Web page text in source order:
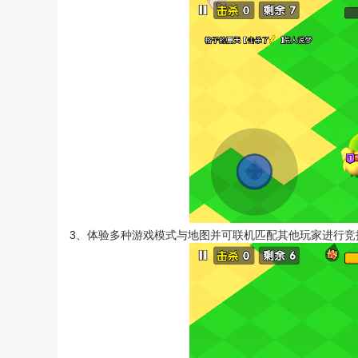
3、体验多种游戏模式与地图并可联机匹配其他玩家进行竞